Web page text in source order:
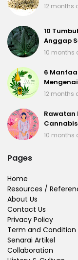
12 months
10
Anggap
10 months
6
12 months
Rawatan
10 months
Pages
Home
Resources /
About Us
Contact Us
Privacy Policy
Term and Condition
Senarai Artikel
Collaboration